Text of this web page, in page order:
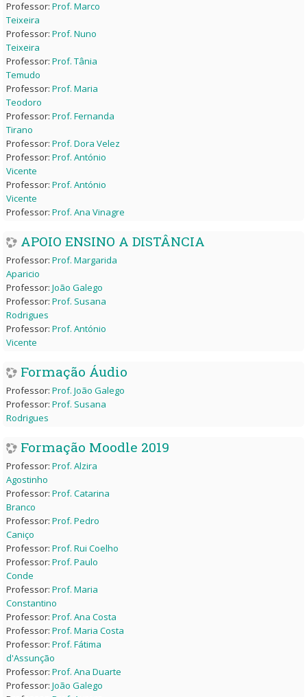
Professor:Prof. Marco
Teixeira
Professor:Prof. Nuno
Teixeira
Professor:Prof. Tânia
Temudo
Professor:Prof. Maria
Teodoro
Professor:Prof. Fernanda
Tirano
Professor:Prof. Dora Velez
Professor:Prof. António
Vicente
Professor:Prof. António
Vicente
Professor:Prof. Ana Vinagre
APOIO ENSINO A DISTÂNCIA
Professor:Prof. Margarida
Aparicio
Professor:João Galego
Professor:Prof. Susana
Rodrigues
Professor:Prof. António
Vicente
Formação Áudio
Professor:Prof. João Galego
Professor:Prof. Susana
Rodrigues
Formação Moodle 2019
Professor:Prof. Alzira
Agostinho
Professor:Prof. Catarina
Branco
Professor:Prof. Pedro
Caniço
Professor:Prof. Rui Coelho
Professor:Prof. Paulo
Conde
Professor:Prof. Maria
Constantino
Professor:Prof. Ana Costa
Professor:Prof. Maria Costa
Professor:Prof. Fátima
d'Assunção
Professor:Prof. Ana Duarte
Professor:João Galego